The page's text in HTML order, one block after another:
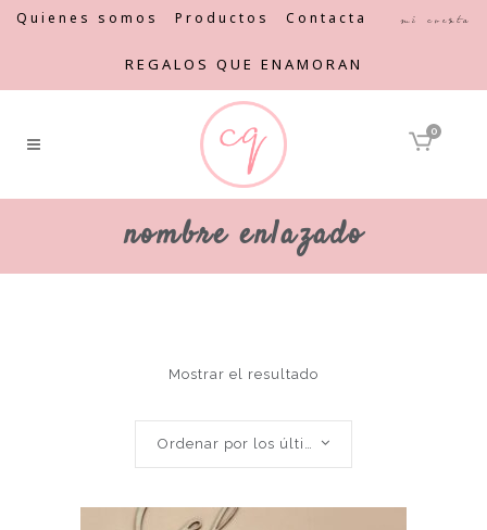
Quienes somos Productos Contacta Mi cuenta
REGALOS QUE ENAMORAN
0
nombre enlazado
Mostrar el resultado
Ordenar por los últimos